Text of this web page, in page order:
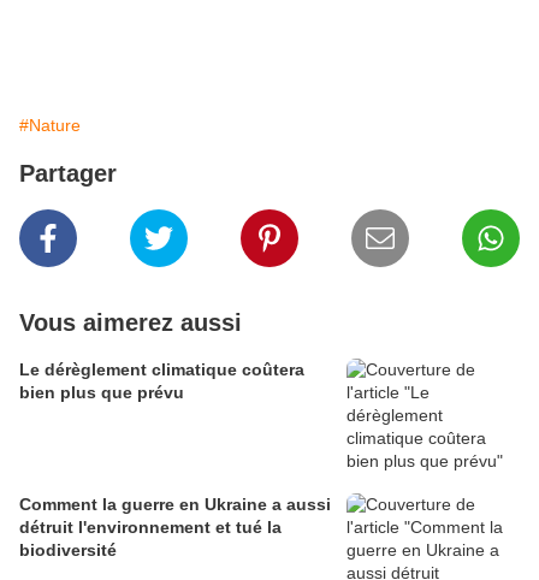
#Nature
Partager
Vous aimerez aussi
Le dérèglement climatique coûtera
bien plus que prévu
Comment la guerre en Ukraine a aussi
détruit l'environnement et tué la
biodiversité